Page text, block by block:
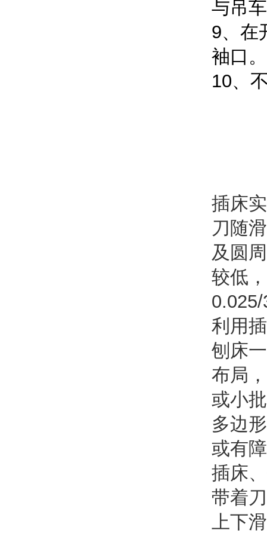
与吊
9、在
袖口。
10、
插床
刀随
及圆
较低
利用
刨床
布局
或小
多边
或有
插床
带着
上下